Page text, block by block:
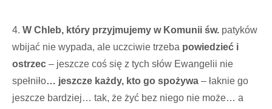
4. W Chleb, który przyjmujemy w Komunii św. patyków
wbijać nie wypada, ale uczciwie trzeba powiedzieć i
ostrzec – jeszcze coś się z tych słów Ewangelii nie
spełniło… jeszcze każdy, kto go spożywa – łaknie go
jeszcze bardziej… tak, że żyć bez niego nie może… a